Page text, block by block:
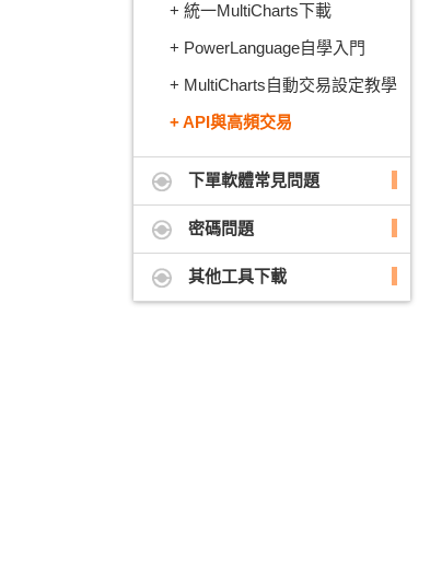
統一MultiCharts下載
PowerLanguage自學入門
MultiCharts自動交易設定教學
API與高頻交易
下單軟體常見問題
密碼問題
其他工具下載